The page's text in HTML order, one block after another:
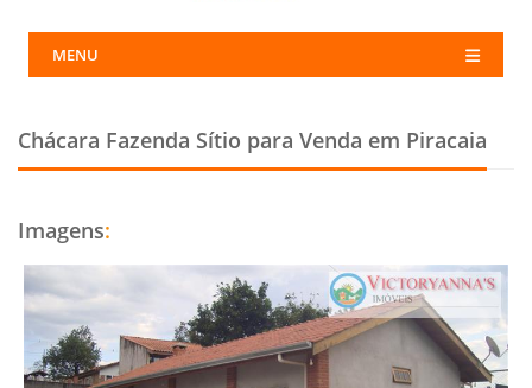
MENU
Chácara Fazenda Sítio para Venda em Piracaia
Imagens: